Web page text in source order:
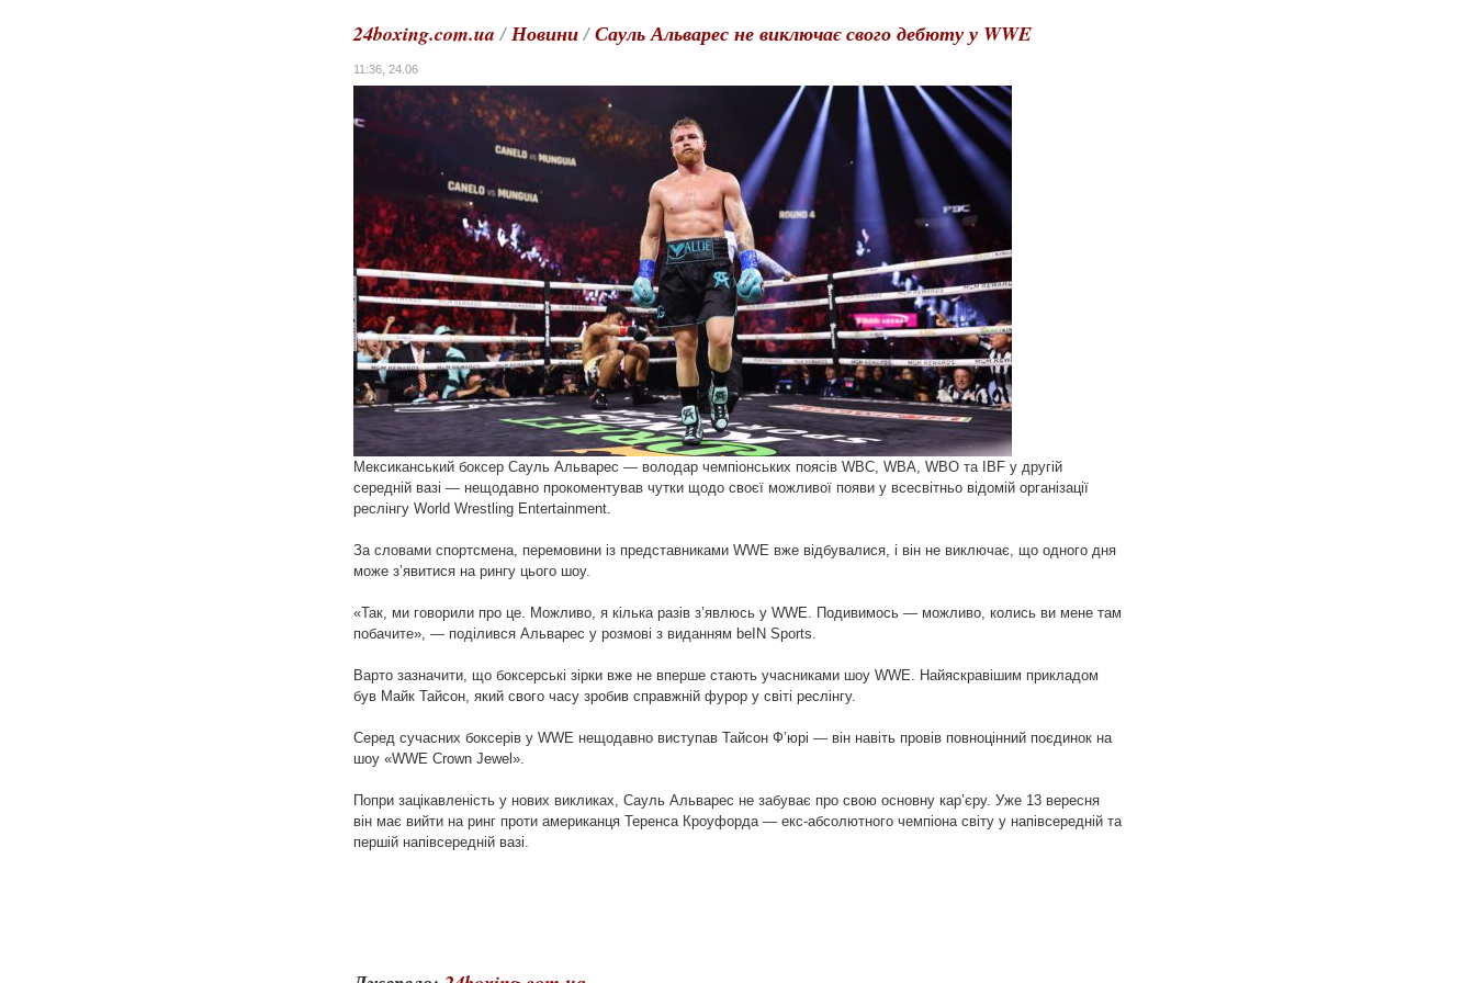
24boxing.com.ua /Новини/Сауль Альварес не виключає свого дебюту у WWE
11:36, 24.06
Мексиканський боксер Сауль Альварес — володар чемпіонських поясів WBC, WBA, WBO та IBF у другій
середній вазі — нещодавно прокоментував чутки щодо своєї можливої появи у всесвітньо відомій організації
реслінгу World Wrestling Entertainment.
За словами спортсмена, перемовини із представниками WWE вже відбувалися, і він не виключає, що одного дня
може з’явитися на рингу цього шоу.
«Так, ми говорили про це. Можливо, я кілька разів з’явлюсь у WWE. Подивимось — можливо, колись ви мене там
побачите», — поділився Альварес у розмові з виданням beIN Sports.
Варто зазначити, що боксерські зірки вже не вперше стають учасниками шоу WWE. Найяскравішим прикладом
був Майк Тайсон, який свого часу зробив справжній фурор у світі реслінгу.
Серед сучасних боксерів у WWE нещодавно виступав Тайсон Ф’юрі — він навіть провів повноцінний поєдинок на
шоу «WWE Crown Jewel».
Попри зацікавленість у нових викликах, Сауль Альварес не забуває про свою основну кар’єру. Уже 13 вересня
він має вийти на ринг проти американця Теренса Кроуфорда — екс-абсолютного чемпіона світу у напівсередній та
першій напівсередній вазі.